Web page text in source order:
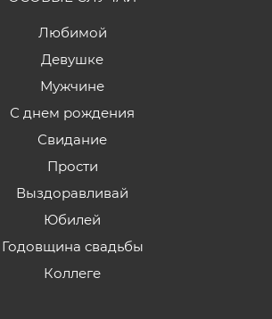
Любимой
Девушке
Мужчине
С днем рождения
Свидание
Прости
Выздоравливай
Юбилей
Годовщина свадьбы
Коллеге